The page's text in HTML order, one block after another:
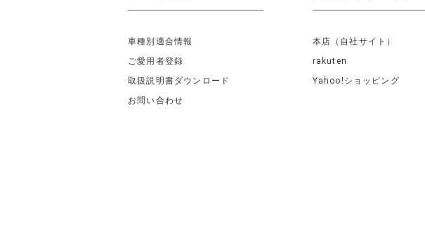
車種別適合情報
ご愛用者登録
取扱説明書ダウンロード
お問い合わせ
本店（自社サイト）
rakuten
Yahoo!ショッピング